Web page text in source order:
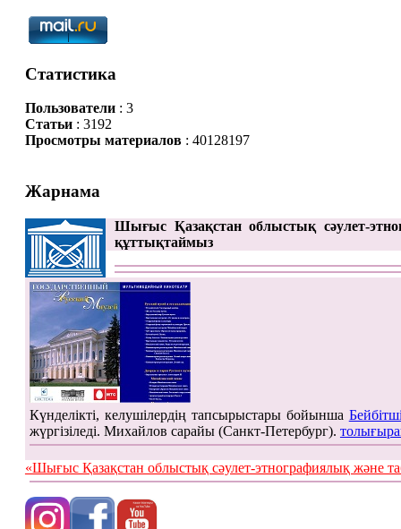
Статистика
Пользователи: 3
Статьи: 3192
Просмотры материалов: 40128197
Жарнама
Шығыс Қазақстан облыстық сәулет-
құттықтаймыз
Күнделікті, келушілердің тапсырыстары бойынша
жүргізіледі. Михайлов сарайы (Санкт-Петербург).
«Шығыс Қазақстан облыстық сәулет-этнографиялық